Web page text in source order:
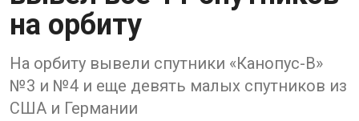
на орбиту
На орбиту вывели спутники «Канопус-B»
№3 и №4 и еще девять малых спутников из
США и Германии